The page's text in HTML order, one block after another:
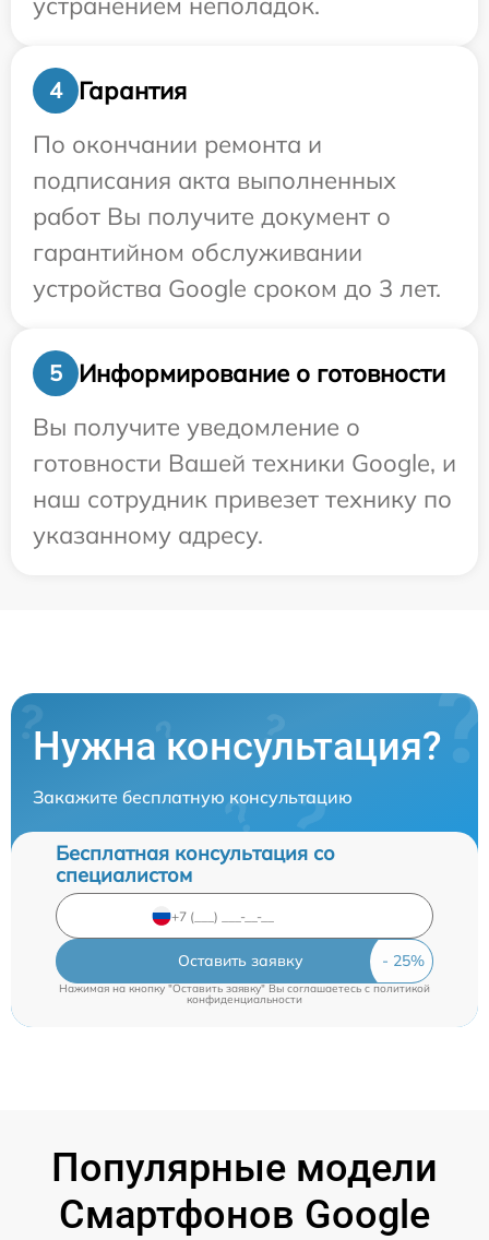
4
Гарантия
По окончании ремонта и
подписания акта выполненных
работ Вы получите документ о
гарантийном обслуживании
устройства Google сроком до 3 лет.
5
Информирование о готовности
Вы получите уведомление о
готовности Вашей техники Google, и
наш сотрудник привезет технику по
указанному адресу.
Нужна консультация?
Закажите бесплатную консультацию
Бесплатная консультация со
специалистом
Оставить заявку
Нажимая на кнопку "Оставить заявку" Вы соглашаетесь c политикой
конфиденциальности
Популярные модели
Смартфонов Google